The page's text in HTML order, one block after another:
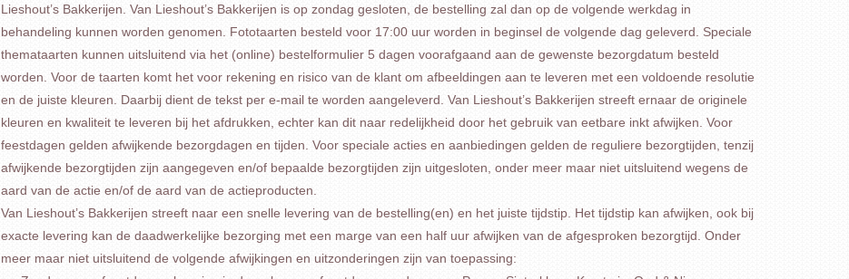
Lieshout’s Bakkerijen. Van Lieshout’s Bakkerijen is op zondag gesloten, de bestelling zal dan op de volgende werkdag in
behandeling kunnen worden genomen. Fototaarten besteld voor 17:00 uur worden in beginsel de volgende dag geleverd. Speciale
themataarten kunnen uitsluitend via het (online) bestelformulier 5 dagen voorafgaand aan de gewenste bezorgdatum besteld
worden. Voor de taarten komt het voor rekening en risico van de klant om afbeeldingen aan te leveren met een voldoende resolutie
en de juiste kleuren. Daarbij dient de tekst per e-mail te worden aangeleverd. Van Lieshout’s Bakkerijen streeft ernaar de originele
kleuren en kwaliteit te leveren bij het afdrukken, echter kan dit naar redelijkheid door het gebruik van eetbare inkt afwijken. Voor
feestdagen gelden afwijkende bezorgdagen en tijden. Voor speciale acties en aanbiedingen gelden de reguliere bezorgtijden, tenzij
afwijkende bezorgtijden zijn aangegeven en/of bepaalde bezorgtijden zijn uitgesloten, onder meer maar niet uitsluitend wegens de
aard van de actie en/of de aard van de actieproducten.
Van Lieshout’s Bakkerijen streeft naar een snelle levering van de bestelling(en) en het juiste tijdstip. Het tijdstip kan afwijken, ook bij
exacte levering kan de daadwerkelijke bezorging met een marge van een half uur afwijken van de afgesproken bezorgtijd. Onder
meer maar niet uitsluitend de volgende afwijkingen en uitzonderingen zijn van toepassing: